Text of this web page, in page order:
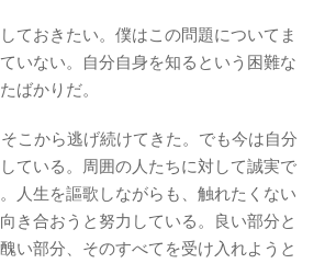
ておきたい。僕はこの問題についてま
いない。自分自身を知るという困難な
ばかりだ。
こから逃げ続けてきた。でも今は自分
ている。周囲の人たちに対して誠実で
人生を謳歌しながらも、触れたくない
き合おうと努力している。良い部分と
い部分、そのすべてを受け入れようと